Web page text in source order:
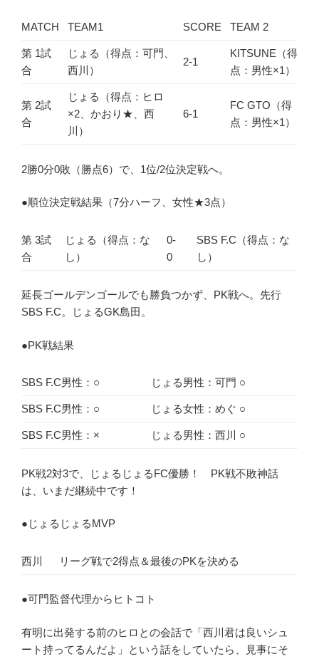
MATCH TEAM1 SCORE TEAM 2
第 1試
合
じょる（得点：可門、
西川）
2-1
KITSUNE（得
点：男性×1）
第 2試
合
じょる（得点：ヒロ
×2、かおり★、西
川）
6-1
FC GTO（得
点：男性×1）
2勝0分0敗（勝点6）で、1位/2位決定戦へ。
●順位決定戦結果（7分ハーフ、女性★3点）
第 3試
合
じょる（得点：な
し）
0-
0
SBS F.C（得点：な
し）
延長ゴールデンゴールでも勝負つかず、PK戦へ。先行
SBS F.C。じょるGK島田。
●PK戦結果
SBS F.C男性：○ じょる男性：可門 ○
SBS F.C男性：○ じょる女性：めぐ ○
SBS F.C男性：× じょる男性：西川 ○
PK戦2対3で、じょるじょるFC優勝！ PK戦不敗神話
は、いまだ継続中です！
●じょるじょるMVP
西川 リーグ戦で2得点＆最後のPKを決める
●可門監督代理からヒトコト
有明に出発する前のヒロとの会話で「西川君は良いシュ
ート持ってるんだよ」という話をしていたら、見事にそ